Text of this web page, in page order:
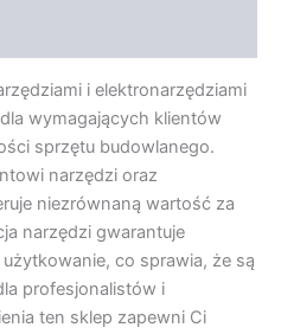
i elektronarzędziami
wymagających klientów
sprzętu budowlanego.
narzędzi oraz
niezrównaną wartość za
narzędzi gwarantuje
co sprawia, że są
profesjonalistów i
ten sklep zapewni Ci